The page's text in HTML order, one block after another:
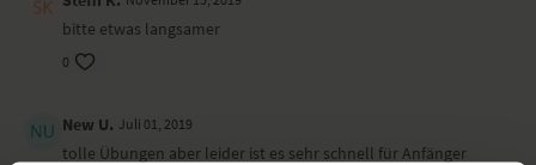
bitte etwas langsamer
0
New U. Juli 01, 2019
tolle Übungen aber leider ist es sehr schnell für Anfänger